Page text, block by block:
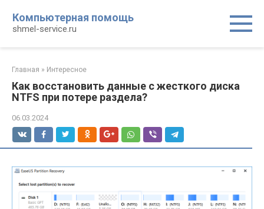
контенту
Компьютерная помощь
shmel-service.ru
Главная » Интересное
Как восстановить данные с жесткого диска
NTFS при потере раздела?
06.03.2024